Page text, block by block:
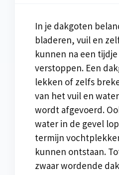
In je dakgoten
bladeren, vuil en
kunnen na een
verstoppen. Een
lekken of zelfs
van het vuil en
wordt afgevoerd.
water in de gevel
termijn
kunnen ontstaan.
zwaar wordende